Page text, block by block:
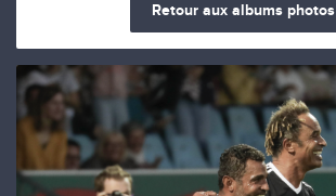
Retour aux albums photos